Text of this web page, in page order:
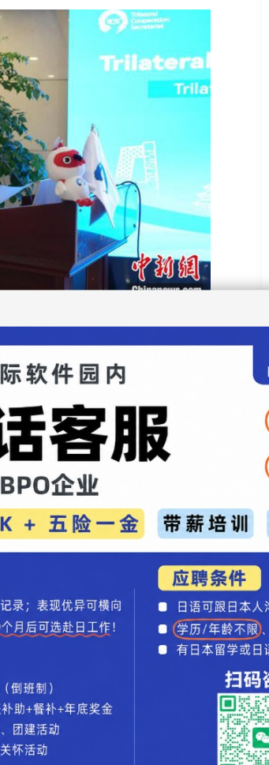
。图为中日韩合作秘书处副秘书长图师执二
网记者 刘旭 摄
调，记者作为信息传播的桥梁，在
代的作用。他鼓励记者们借此机会，
造积极友好的舆论氛围，为三国共同